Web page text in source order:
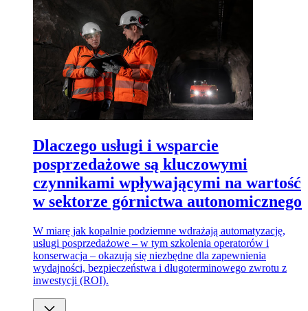
Dlaczego usługi i wsparcie
posprzedażowe są kluczowymi
czynnikami wpływającymi na wartość
w sektorze górnictwa autonomicznego
W miarę jak kopalnie podziemne wdrażają automatyzację,
usługi posprzedażowe – w tym szkolenia operatorów i
konserwacja – okazują się niezbędne dla zapewnienia
wydajności, bezpieczeństwa i długoterminowego zwrotu z
inwestycji (ROI).